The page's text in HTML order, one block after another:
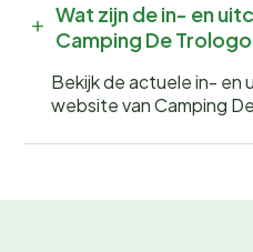
Wat zijn de in- en
Camping De
Bekijk de actuele in- en
website van Camping